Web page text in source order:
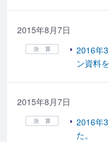
2015年8月7日
2016年
ン資料
2015年8月7日
2016年
た。